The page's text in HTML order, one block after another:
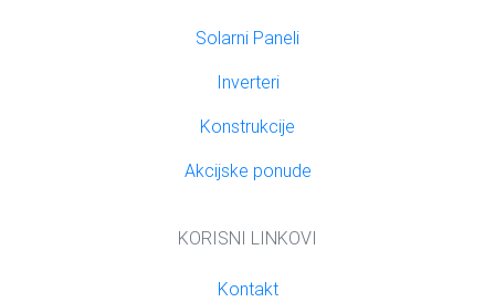
Solarni Paneli
Inverteri
Konstrukcije
Akcijske ponude
KORISNI LINKOVI
Kontakt